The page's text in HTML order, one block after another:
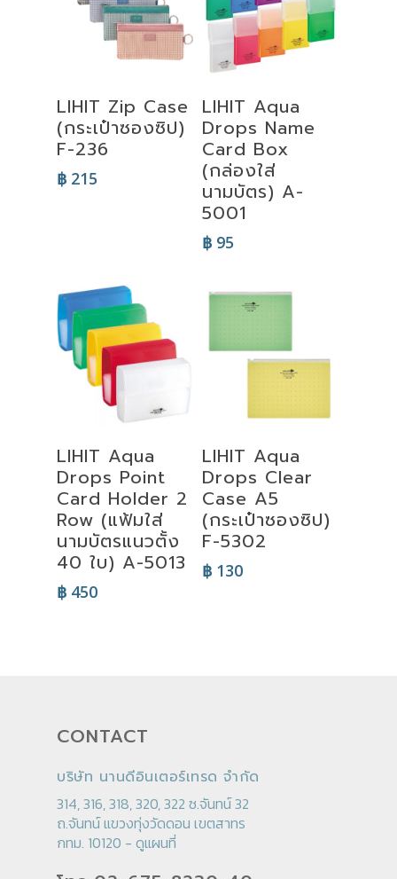
Select
Options
LIHIT Zip Case
(กระเป๋าซองซิป)
F-236
฿ 215
Select
Options
LIHIT Aqua
Drops Name
Card Box
(กล่องใส่
นามบัตร) A-
5001
฿95
Select
Options
LIHIT Aqua
Drops Point
Card Holder 2
Row (แฟ้มใส่
นามบัตรแนวตั้ง
40 ใบ) A-5013
฿ 450
Select
Options
LIHIT Aqua
Drops Clear
Case A5
(กระเป๋าซองซิป)
F-5302
฿130
CONTACT
บริษัท นานดีอินเตอร์เทรด จำกัด
314, 316, 318, 320, 322 ซ.จันทน์ 32
ถ.จันทน์ แขวงทุ่งวัดดอน เขตสาทร
กทม. 10120 - ดูแผนที่